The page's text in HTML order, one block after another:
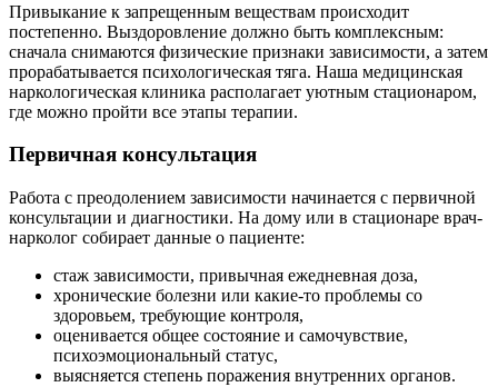
Привыкание к запрещенным веществам происходит
постепенно. Выздоровление должно быть комплексным:
сначала снимаются физические признаки зависимости, а затем
прорабатывается психологическая тяга. Наша медицинская
наркологическая клиника располагает уютным стационаром,
где можно пройти все этапы терапии.
Первичная консультация
Работа с преодолением зависимости начинается с первичной
консультации и диагностики. На дому или в стационаре врач-
нарколог собирает данные о пациенте:
стаж зависимости, привычная ежедневная доза,
хронические болезни или какие-то проблемы со
здоровьем, требующие контроля,
оценивается общее состояние и самочувствие,
психоэмоциональный статус,
выясняется степень поражения внутренних органов.